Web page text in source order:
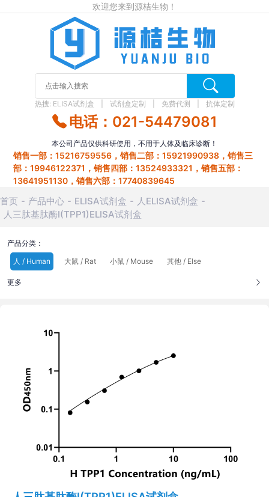
欢迎您来到源桔生物！
热搜: ELISA试剂盒 试剂盒定制 免费代测 抗体定制
电话：021-54479081
本公司产品仅供科研使用，不用于人体及临床诊断！
销售一部：15216759556，销售二部：15921990938，销售三
部：19946122371，销售四部：13524933321，销售五部：
13641951130，销售六部：17740839645
首页 产品中心 ELISA试剂盒
人ELISA试剂盒
人三肽基肽酶Ⅰ(TPP1)ELISA试剂盒
产品分类：
人 / Human
大鼠 / Rat 小鼠 / Mouse 其他 / Else
更多